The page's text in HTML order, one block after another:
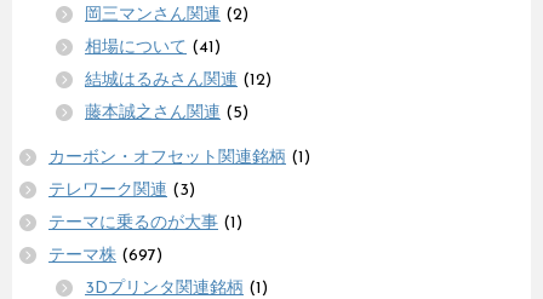
岡三マンさん関連 (2)
相場について (41)
結城はるみさん関連 (12)
藤本誠之さん関連 (5)
カーボン・オフセット関連銘柄 (1)
テレワーク関連 (3)
テーマに乗るのが大事 (1)
テーマ株 (697)
3Dプリンタ関連銘柄 (1)